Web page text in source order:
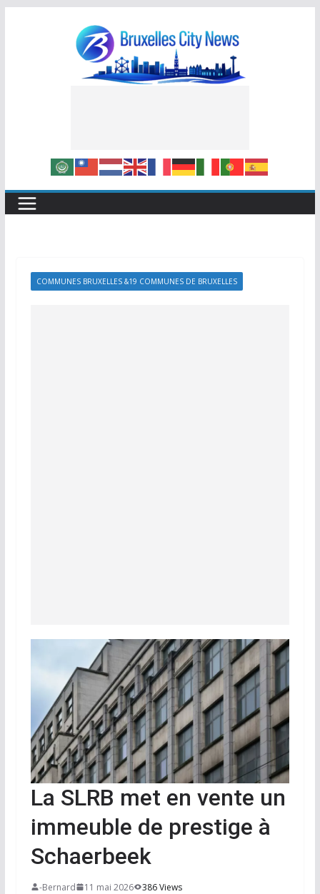
COMMUNES BRUXELLES &19 COMMUNES DE BRUXELLES
La SLRB met en vente un
immeuble de prestige à
Schaerbeek
-Bernard 11 mai 2026
386 Views